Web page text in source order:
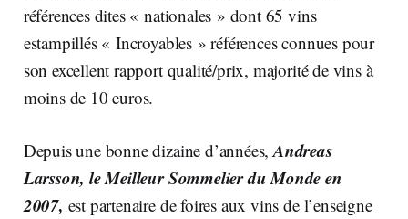
références dites « nationales » dont 65 vins
estampillés « Incroyables » références connues pour
son excellent rapport qualité/prix, majorité de vins à
moins de 10 euros.
Depuis une bonne dizaine d’années,Andreas
Larsson, le Meilleur Sommelier du Monde en
2007, est partenaire de foires aux vins de l’enseigne